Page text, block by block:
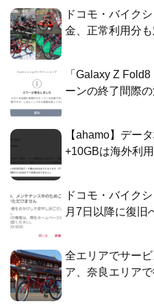
ドコモ・バイク
金、正常利用分も
「Galaxy Z
ーンの終了間際
【ahamo】デー
+10GBは海外利
ドコモ・バイク
月7日以降に復旧
全エリアでサー
ア、奈良エリアで